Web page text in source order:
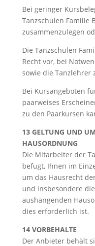
Bei geringer
Tanzschulen Familie
zusammenzulegen
Die Tanzschulen
Recht vor, bei
sowie die Tanzlehrer
Bei Kursangeboten
paarweises
zu den Paarkursen
13 GELTUNG UND
HAUSORDNUNG
Die Mitarbeiter der
befugt, Ihnen im
um das Hausrecht
und insbesondere
aushängenden
dies erforderlich ist.
14 VORBEHALTE
Der Anbieter behält